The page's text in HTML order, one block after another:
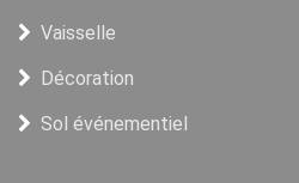
Vaisselle
Décoration
Sol événementiel